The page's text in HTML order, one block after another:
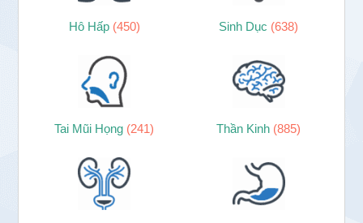
Hô Hấp (450) Sinh Dục (638)
Tai Mũi Họng (241) Thần Kinh (885)